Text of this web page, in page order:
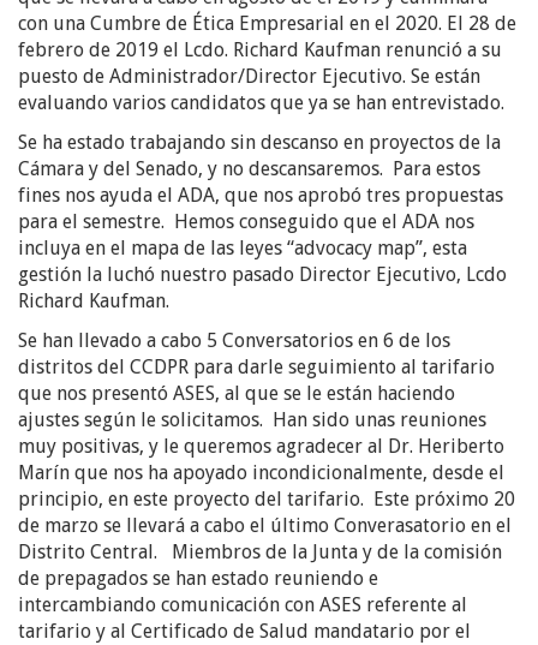
con una Cumbre de Ética Empresarial en el 2020. El 28 de
febrero de 2019 el Lcdo. Richard Kaufman renunció a su
puesto de Administrador/Director Ejecutivo. Se están
evaluando varios candidatos que ya se han entrevistado.
Se ha estado trabajando sin descanso en proyectos de la
Cámara y del Senado, y no descansaremos. Para estos
fines nos ayuda el ADA, que nos aprobó tres propuestas
para el semestre. Hemos conseguido que el ADA nos
incluya en el mapa de las leyes “advocacy map”, esta
gestión la luchó nuestro pasado Director Ejecutivo, Lcdo
Richard Kaufman.
Se han llevado a cabo 5 Conversatorios en 6 de los
distritos del CCDPR para darle seguimiento al tarifario
que nos presentó ASES, al que se le están haciendo
ajustes según le solicitamos. Han sido unas reuniones
muy positivas, y le queremos agradecer al Dr. Heriberto
Marín que nos ha apoyado incondicionalmente, desde el
principio, en este proyecto del tarifario. Este próximo 20
de marzo se llevará a cabo el último Converasatorio en el
Distrito Central. Miembros de la Junta y de la comisión
de prepagados se han estado reuniendo e
intercambiando comunicación con ASES referente al
tarifario y al Certificado de Salud mandatario por el